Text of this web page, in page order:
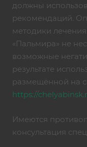
должны
рекомендаций.
методики
«Пальмира» не
возможные
результате
размещённой на
https://
Имеются
консультация